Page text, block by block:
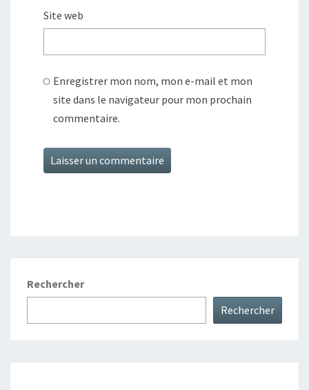
Site web
Enregistrer mon nom, mon e-mail et mon
site dans le navigateur pour mon prochain
commentaire.
Rechercher
Rechercher